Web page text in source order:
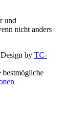
und
nicht anders
by TC-
bestmögliche